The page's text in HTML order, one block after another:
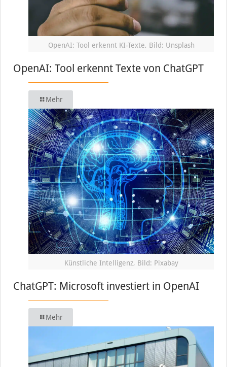
OpenAI: Tool erkennt KI-Texte, Bild: Unsplash
OpenAI: Tool erkennt Texte von ChatGPT
Mehr
Künstliche Intelligenz, Bild: Pixabay
ChatGPT: Microsoft investiert in OpenAI
Mehr